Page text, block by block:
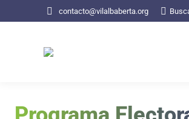
contacto@vilalbaberta.org